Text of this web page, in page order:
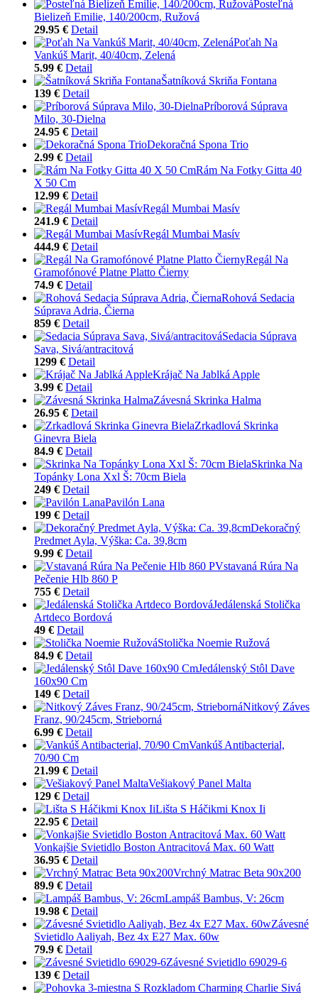
Posteľná
Bielizeň Emilie, 140/200cm, Ružová
29.95 € Detail
Poťah Na
Vankúš Marit, 40/40cm, Zelená
5.99 € Detail
Šatníková Skriňa Fontana
139 € Detail
Príborová Súprava
Milo, 30-Dielna
24.95 € Detail
Dekoračná Spona Trio
2.99 € Detail
Rám Na Fotky Gitta 40
X 50 Cm
12.99 € Detail
Regál Mumbai Masív
241.9 € Detail
Regál Mumbai Masív
444.9 € Detail
Regál Na
Gramofónové Platne Platto Čierny
74.9 € Detail
Rohová Sedacia
Súprava Adria, Čierna
859 € Detail
Sedacia Súprava
Sava, Sivá/antracitová
1299 € Detail
Krájač Na Jablká Apple
3.99 € Detail
Závesná Skrinka Halma
26.95 € Detail
Zrkadlová Skrinka
Ginevra Biela
84.9 € Detail
Skrinka Na
Topánky Lona Xxl Š: 70cm Biela
249 € Detail
Pavilón Lana
199 € Detail
Dekoračný
Predmet Ayla, Výška: Ca. 39,8cm
9.99 € Detail
Vstavaná Rúra Na
Pečenie Hlb 860 P
755 € Detail
Jedálenská Stolička
Artdeco Bordová
49 € Detail
Stolička Noemie Ružová
84.9 € Detail
Jedálenský Stôl Dave
160x90 Cm
149 € Detail
Nitkový Záves
Franz, 90/245cm, Strieborná
6.99 € Detail
Vankúš Antibacterial,
70/90 Cm
21.99 € Detail
Vešiakový Panel Malta
129 € Detail
Lišta S Háčikmi Knox Ii
22.95 € Detail
Vonkajšie Svietidlo Boston Antracitová Max. 60 Watt
36.95 € Detail
Vrchný Matrac Beta 90x200
89.9 € Detail
Lampáš Bambus, V: 26cm
19.98 € Detail
Závesné
Svietidlo Aaliyah, Bez 4x E27 Max. 60w
79.9 € Detail
Závesné Svietidlo 69029-6
139 € Detail